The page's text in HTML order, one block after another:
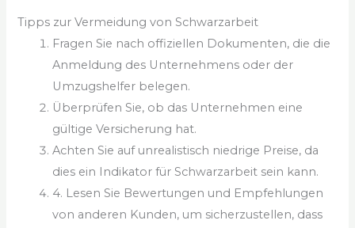
Tipps zur Vermeidung von Schwarzarbeit
Fragen Sie nach offiziellen Dokumenten, die die
Anmeldung des Unternehmens oder der
Umzugshelfer belegen.
Überprüfen Sie, ob das Unternehmen eine
gültige Versicherung hat.
Achten Sie auf unrealistisch niedrige Preise, da
dies ein Indikator für Schwarzarbeit sein kann.
4. Lesen Sie Bewertungen und Empfehlungen
von anderen Kunden, um sicherzustellen, dass